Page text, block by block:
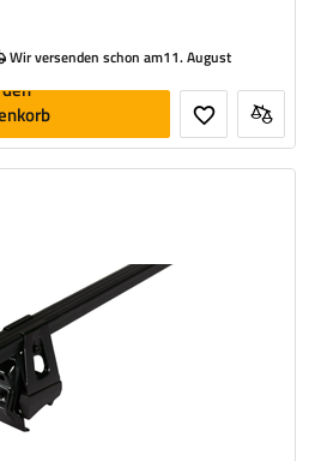
Wir versenden schon am11. August